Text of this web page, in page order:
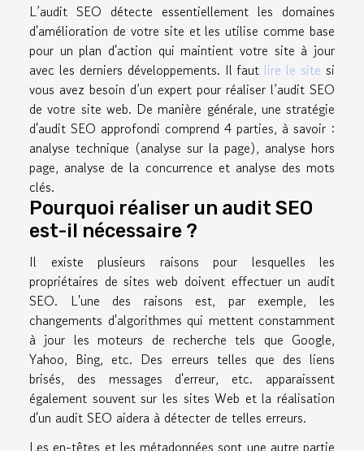
L’audit SEO détecte essentiellement les domaines
d'amélioration de votre site et les utilise comme base
pour un plan d'action qui maintient votre site à jour
avec les derniers développements. Il faut lire le site si
vous avez besoin d’un expert pour réaliser l’audit SEO
de votre site web. De manière générale, une stratégie
d'audit SEO approfondi comprend 4 parties, à savoir :
analyse technique (analyse sur la page), analyse hors
page, analyse de la concurrence et analyse des mots
clés.
Pourquoi réaliser un audit SEO
est-il nécessaire ?
Il existe plusieurs raisons pour lesquelles les
propriétaires de sites web doivent effectuer un audit
SEO. L'une des raisons est, par exemple, les
changements d'algorithmes qui mettent constamment
à jour les moteurs de recherche tels que Google,
Yahoo, Bing, etc. Des erreurs telles que des liens
brisés, des messages d'erreur, etc. apparaissent
également souvent sur les sites Web et la réalisation
d'un audit SEO aidera à détecter de telles erreurs.
Les en-têtes et les métadonnées sont une autre partie